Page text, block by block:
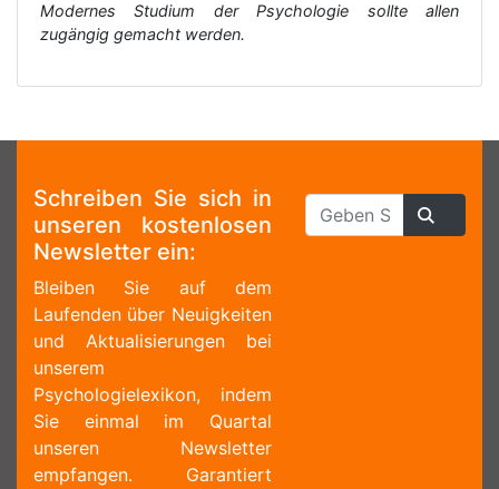
Modernes Studium der Psychologie sollte allen
zugängig gemacht werden.
Schreiben Sie sich in
unseren kostenlosen
Newsletter ein:
Bleiben Sie auf dem
Laufenden über Neuigkeiten
und Aktualisierungen bei
unserem
Psychologielexikon, indem
Sie einmal im Quartal
unseren Newsletter
empfangen. Garantiert